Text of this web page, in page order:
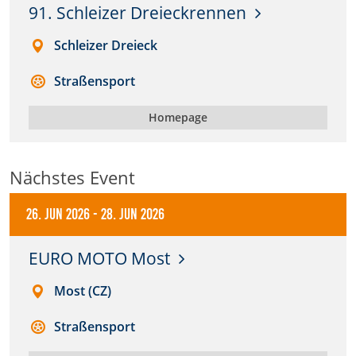
91. Schleizer Dreieckrennen
Schleizer Dreieck
Straßensport
Homepage
Nächstes Event
26. Jun 2026-28. Jun 2026
EURO MOTO Most
Most (CZ)
Straßensport
DMSB
Zweck:
verwendeten Hintergrundbildern der Website.
24 Stunden
Cookie Consent
Name:
DMSB